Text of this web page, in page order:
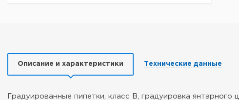
Описание и характеристики Технические данные
Градуированные пипетки, класс B, градуировка